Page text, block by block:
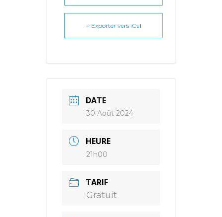
+ Exporter vers iCal
DATE
30 Août 2024
HEURE
21h00
TARIF
Gratuit